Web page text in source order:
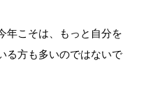
年こそは、もっと自分を
る方も多いのではないで